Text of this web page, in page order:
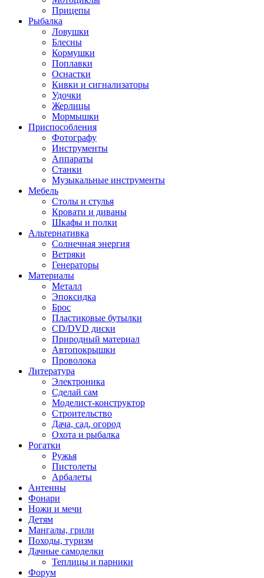
Прицепы
Рыбалка
Ловушки
Блесны
Кормушки
Поплавки
Оснастки
Кивки и сигнализаторы
Удочки
Жерлицы
Мормышки
Приспособления
Фотографу
Инструменты
Аппараты
Станки
Музыкальные инструменты
Мебель
Столы и стулья
Кровати и диваны
Шкафы и полки
Альтернативка
Солнечная энергия
Ветряки
Генераторы
Материалы
Металл
Эпоксидка
Брос
Пластиковые бутылки
CD/DVD диски
Природный материал
Автопокрышки
Проволока
Литература
Электроника
Сделай сам
Моделист-конструктор
Строительство
Дача, сад, огород
Охота и рыбалка
Рогатки
Ружья
Пистолеты
Арбалеты
Антенны
Фонари
Ножи и мечи
Детям
Мангалы, грили
Походы, туризм
Дачные самоделки
Теплицы и парники
Форум